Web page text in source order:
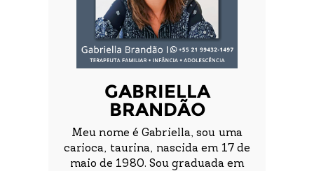
GABRIELLA
BRANDÃO
Meu nome é Gabriella, sou uma
carioca, taurina, nascida em 17 de
maio de 1980. Sou graduada em